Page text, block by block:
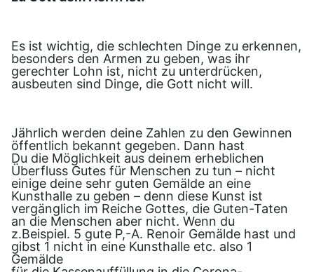
Es ist wichtig, die schlechten Dinge zu erkennen,
besonders den Armen zu geben, was ihr
gerechter Lohn ist, nicht zu unterdrücken,
ausbeuten sind Dinge, die Gott nicht will.
Jährlich werden deine Zahlen zu den Gewinnen
öffentlich bekannt gegeben. Dann hast
Du die Möglichkeit aus deinem erheblichen
Überfluss Gutes für Menschen zu tun – nicht
einige deine sehr guten Gemälde an eine
Kunsthalle zu geben – denn diese Kunst ist
vergänglich im Reiche Gottes, die Guten-Taten
an die Menschen aber nicht. Wenn du
z.Beispiel. 5 gute P,-A. Renoir Gemälde hast und
gibst 1 nicht in eine Kunsthalle etc. also 1
Gemälde